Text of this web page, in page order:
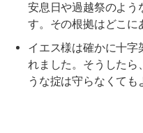
安息日や過越祭のよう
す。その根拠はどこに
イエス様は確かに十字
れました。そうしたら
うな掟は守らなくて